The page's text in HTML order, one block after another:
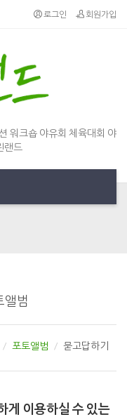
로그인 회원가입
워크숍 야유회 체육대회 야
랜드
앨범
포토앨범 묻고답하기
게 이용하실 수 있는